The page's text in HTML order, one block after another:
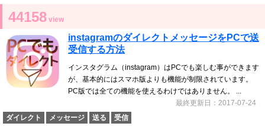
44158 view
instagramのダイレクトメッセージをPCで送
受信する方法
インスタグラム（instagram）はPCでも楽しむ事ができます
が、基本的にはスマホ版よりも機能が制限されています。
PC版では全ての機能を使えるわけではありません。 ...
最終更新日：2017-07-24
ダイレクト
メッセージ 送る 受信